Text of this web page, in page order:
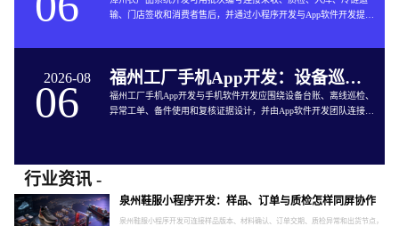
输、门店签收和消费者售后，并通过小程序开发与App软件开发提供
2026-08
06 福州工厂手机App开发：设备巡检如何兼顾离线与追责
福州工厂手机App开发与手机软件开发应围绕设备台账、离线巡检、
异常工单、备件使用和复核证据设计，并由App软件开发团队连接生
行业资讯 -
泉州鞋服小程序开发：样品、订单与质检怎样同屏协作
泉州鞋服小程序开发可连接样品版本、材料确认、订单交期、质检异常和出货节点，